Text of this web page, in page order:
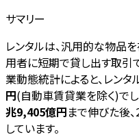
サマリー
レンタルは、汎用的な物品
用者に短期で貸し出す取引
業動態統計によると、レン
円(自動車賃貸業を除く)で
兆9,405億円まで伸びた後
しています。